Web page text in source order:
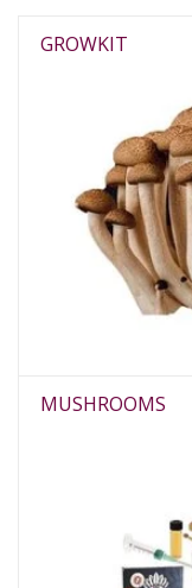
GROWKIT
MUSHROOMS